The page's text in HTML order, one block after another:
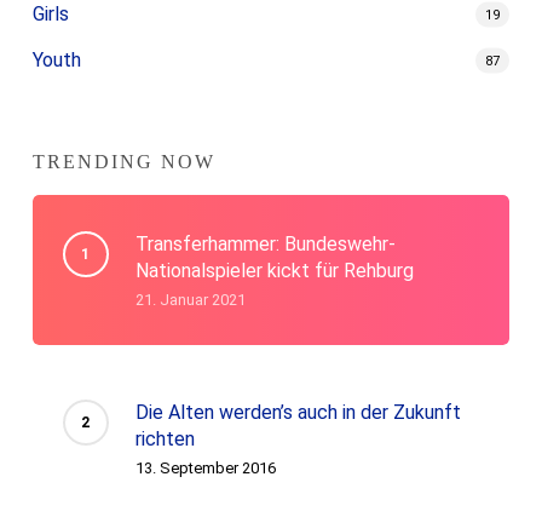
Girls 19
Youth 87
TRENDING NOW
Transferhammer: Bundeswehr-
Nationalspieler kickt für Rehburg
21. Januar 2021
Die Alten werden’s auch in der Zukunft
richten
13. September 2016